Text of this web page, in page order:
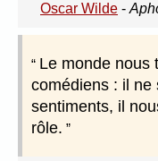
Oscar Wilde -
Le monde nous
comédiens : il ne
sentiments, il
rôle.